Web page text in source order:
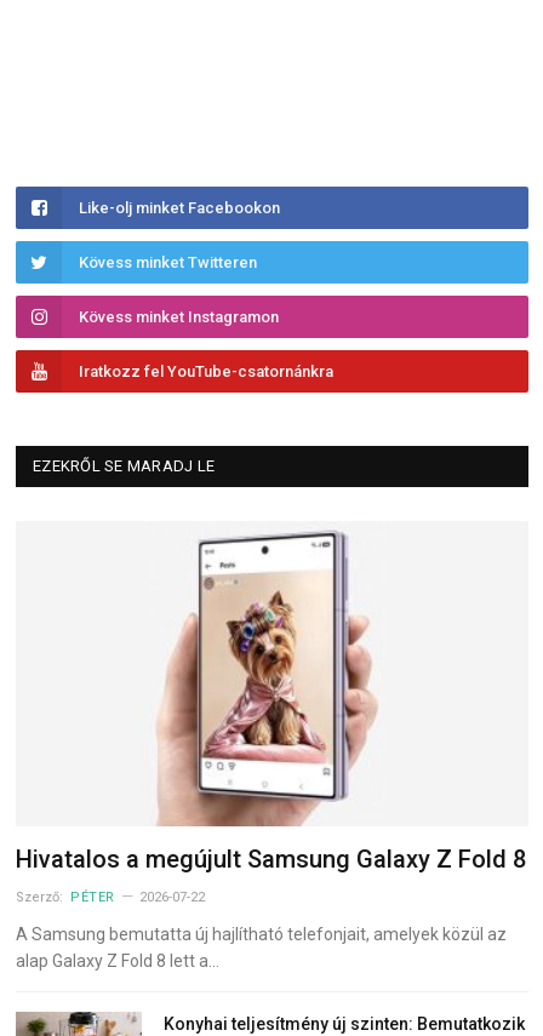
Like-olj minket Facebookon
Kövess minket Twitteren
Kövess minket Instagramon
Iratkozz fel YouTube-csatornánkra
EZEKRŐL SE MARADJ LE
Hivatalos a megújult Samsung Galaxy Z Fold 8
Szerző: PÉTER 2026-07-22
A Samsung bemutatta új hajlítható telefonjait, amelyek közül az
alap Galaxy Z Fold 8 lett a…
Konyhai teljesítmény új szinten: Bemutatkozik